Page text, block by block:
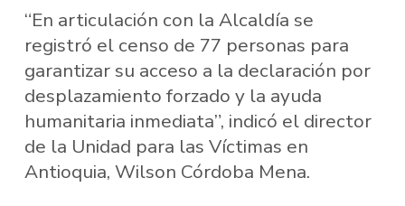
“En articulación con la Alcaldía se
registró el censo de 77 personas para
garantizar su acceso a la declaración por
desplazamiento forzado y la ayuda
humanitaria inmediata”, indicó el director
de la Unidad para las Víctimas en
Antioquia, Wilson Córdoba Mena.